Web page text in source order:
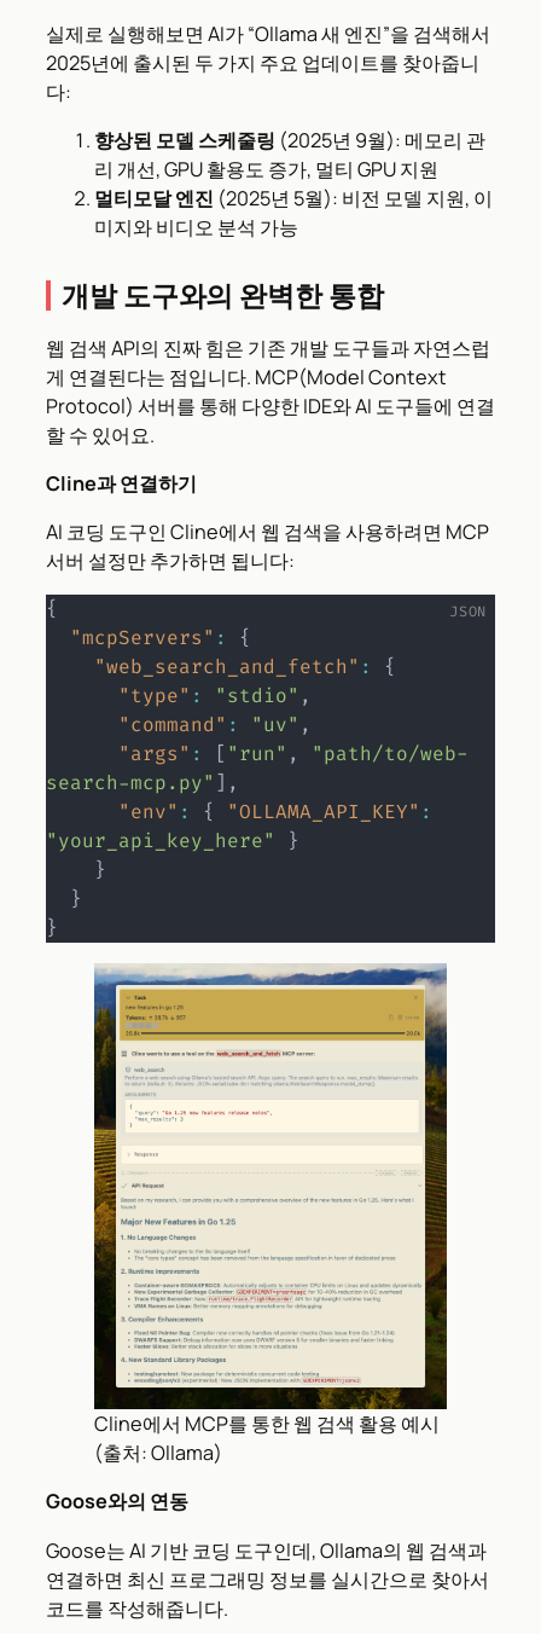
실제로 실행해보면 AI가 “Ollama 새 엔진”을 검색해서
2025년에 출시된 두 가지 주요 업데이트를 찾아줍니
다:
향상된 모델 스케줄링 (2025년 9월): 메모리 관
리 개선, GPU 활용도 증가, 멀티 GPU 지원
멀티모달 엔진 (2025년 5월): 비전 모델 지원, 이
미지와 비디오 분석 가능
개발 도구와의 완벽한 통합
웹 검색 API의 진짜 힘은 기존 개발 도구들과 자연스럽
게 연결된다는 점입니다. MCP(Model Context
Protocol) 서버를 통해 다양한 IDE와 AI 도구들에 연결
할 수 있어요.
Cline과 연결하기
AI 코딩 도구인 Cline에서 웹 검색을 사용하려면 MCP
서버 설정만 추가하면 됩니다:
{
"mcpServers" :
{
"web_search_and_fetch" :
{
"type" : "stdio" ,
"command" : "uv" ,
"args" : [ "run" ,
"path/to/web-
search-mcp.py" ] ,
"env" : { "OLLAMA_API_KEY" :
"your_api_key_here"
}
}
}
}
Cline에서 MCP를 통한 웹 검색 활용 예시
(출처: Ollama)
Goose와의 연동
Goose는 AI 기반 코딩 도구인데, Ollama의 웹 검색과
연결하면 최신 프로그래밍 정보를 실시간으로 찾아서
코드를 작성해줍니다.